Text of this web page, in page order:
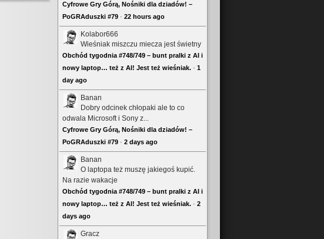
Cyfrowe Gry Górą, Nośniki dla dziadów! –
PoGRAduszki #79 · 22 hours ago
Kolabor666
Wieśniak miszczu miecza jest świetny
Obchód tygodnia #748/749 – bunt pralki z AI i
nowy laptop… też z AI! Jest też wieśniak. · 1
day ago
Banan
Dobry odcinek chłopaki ale to co
odwala Microsoft i Sony z...
Cyfrowe Gry Górą, Nośniki dla dziadów! –
PoGRAduszki #79 · 2 days ago
Banan
O laptopa też muszę jakiegoś kupić.
Na razie wakacje
Obchód tygodnia #748/749 – bunt pralki z AI i
nowy laptop… też z AI! Jest też wieśniak. · 2
days ago
Gracz